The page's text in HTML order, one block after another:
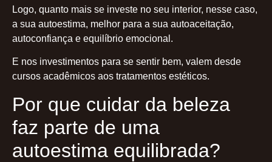
Logo, quanto mais se investe no seu interior, nesse caso,
a sua autoestima, melhor para a sua autoaceitação,
autoconfiança e equilíbrio emocional.
E nos investimentos para se sentir bem, valem desde
cursos acadêmicos aos tratamentos estéticos.
Por que cuidar da beleza
faz parte de uma
autoestima equilibrada?